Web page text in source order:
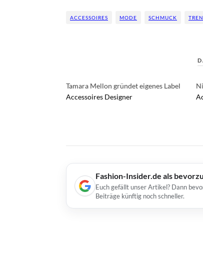
ACCESSOIRES MODE SCHMUCK
Tamara Mellon gründet eigenes Label
Accessoires Designer
Fashion-Insider.de als
Euch gefällt unser Artikel? Dann
Beiträge künftig noch schneller.